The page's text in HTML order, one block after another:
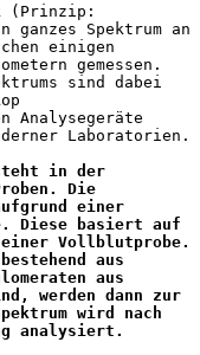
(Prinzip:
Spektrum an
einigen
gemessen.
sind dabei
Analysegeräte
Laboratorien.
besteht in der
Die
einer
Diese basiert auf
einer Vollblutprobe.
aus
aus
werden dann zur
wird nach
analysiert.